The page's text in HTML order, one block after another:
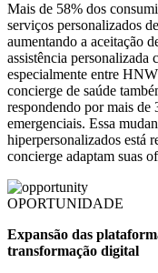
Mais de 58% dos
serviços personalizados
aumentando a aceitação
assistência personalizada
especialmente entre
concierge de saúde
respondendo por mais de
emergenciais. Essa
hiperpersonalizados está
concierge adaptam suas
OPORTUNIDADE
Expansão das
transformação digital